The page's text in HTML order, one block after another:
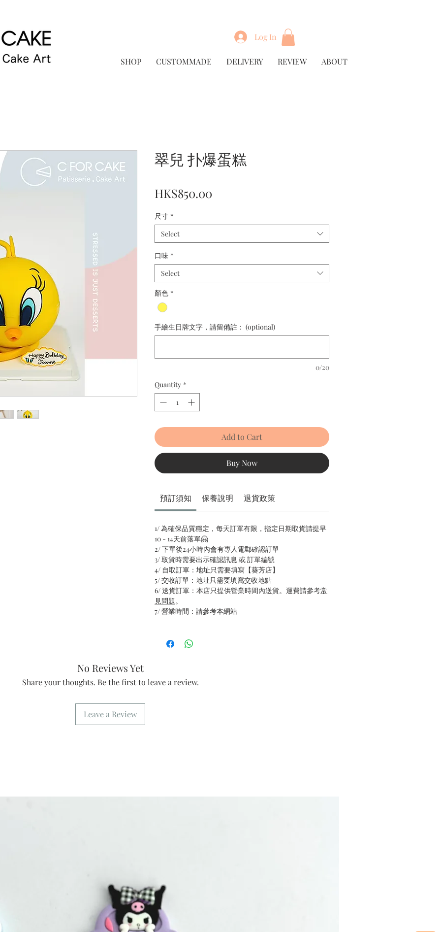
Log In
SHOP CUSTOMMADE DELIVERY REVIEW ABOUT
翠兒 扑爆蛋糕
HK$850.00
尺寸 *
Select
口味 *
Select
顏色 *
手繪生日牌文字，請留備註： (optional)
0/20
Quantity *
Add to Cart
Buy Now
預訂須知 保養說明 退貨政策
1/ 為確保品質穩定，每天訂單有限，指定日期取貨請提早
10 - 14天前落單🤗
2/ 下單後24小時內會有專人電郵確認訂單
3/ 取貨時需要出示確認訊息 或 訂單編號
4/ 自取訂單：地址只需要填寫【葵芳店】
5/ 交收訂單：地址只需要填寫交收地點
6/ 送貨訂單：本店只提供營業時間內送貨。運費請參考常
見問題。
7/ 營業時間：請參考本網站
No Reviews Yet
Share your thoughts. Be the first to leave a review.
Leave a Review